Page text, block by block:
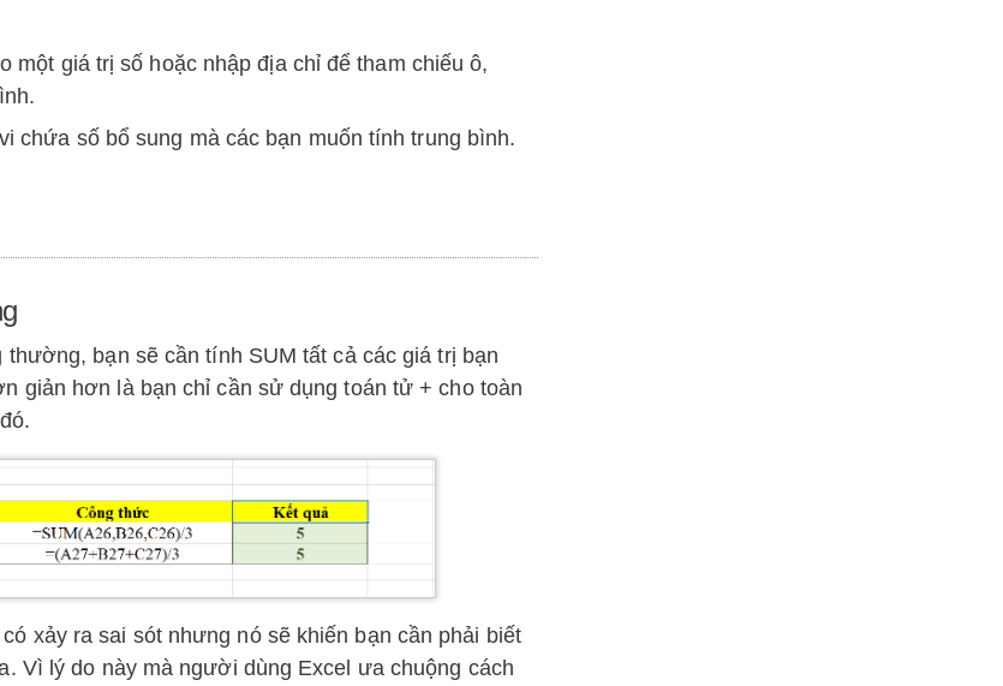
một giá trị số hoặc nhập địa chỉ để tham chiếu ô,
chứa số bổ sung mà các bạn muốn tính trung bình.
bạn sẽ cần tính SUM tất cả các giá trị bạn
giản hơn là bạn chỉ cần sử dụng toán tử + cho toàn
xảy ra sai sót nhưng nó sẽ khiến bạn cần phải biết
Vì lý do này mà người dùng Excel ưa chuộng cách